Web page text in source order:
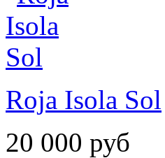
Roja Isola Sol
20 000 руб